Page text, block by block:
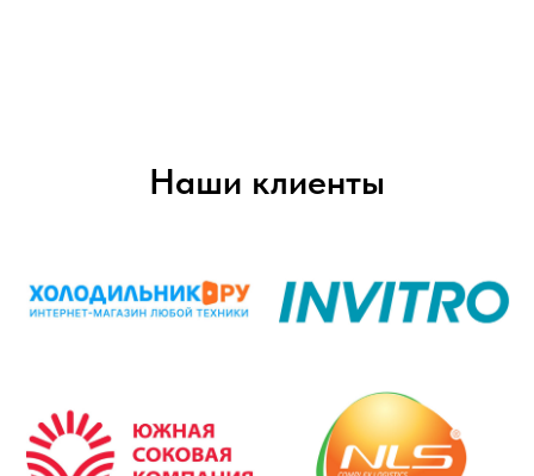
Наши клиенты